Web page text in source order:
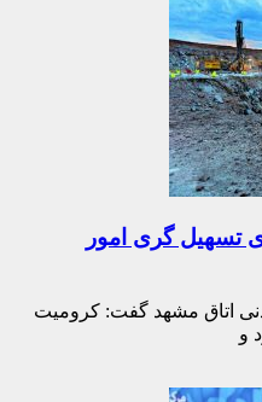
تسهیل گری امور
اتاق مشهد گفت: کرومیت
و